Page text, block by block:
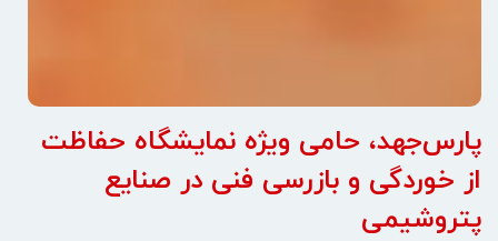
پارس‌جهد، حامی ویژه نمایشگاه حفاظت
از خوردگی و بازرسی فنی در صنایع
پتروشیمی